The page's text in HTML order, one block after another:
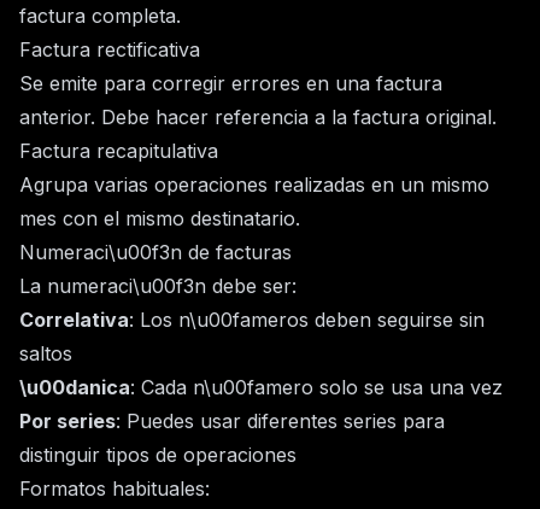
factura completa.
Factura rectificativa
Se emite para corregir errores en una factura
anterior. Debe hacer referencia a la factura original.
Factura recapitulativa
Agrupa varias operaciones realizadas en un mismo
mes con el mismo destinatario.
Numeraci\u00f3n de facturas
La numeraci\u00f3n debe ser:
Correlativa: Los n\u00fameros deben seguirse sin
saltos
\u00danica: Cada n\u00famero solo se usa una vez
Por series: Puedes usar diferentes series para
distinguir tipos de operaciones
Formatos habituales: